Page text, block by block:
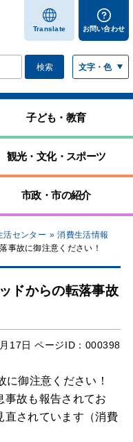
Translate お問い合わせ
検索 文字・色
子ども・教育
観光・文化・スポーツ
市政・市の紹介
活センター
消費生活情報
事故に御注意ください！
ドからの転落事故
17日 ページID：000398
御注意ください！
事故も報告されてお
直されています（消費